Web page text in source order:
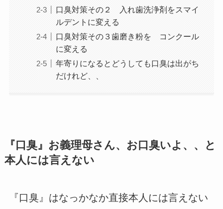
口臭対策その２ 入れ歯洗浄剤をスマイ
ルデントに変える
口臭対策その３歯磨き粉を コンクール
に変える
年寄りになるとどうしても口臭は出がち
だけれど、、
『口臭』お義理母さん、お口臭いよ、、と
本人には言えない
『口臭』はなっかなか直接本人には言えない